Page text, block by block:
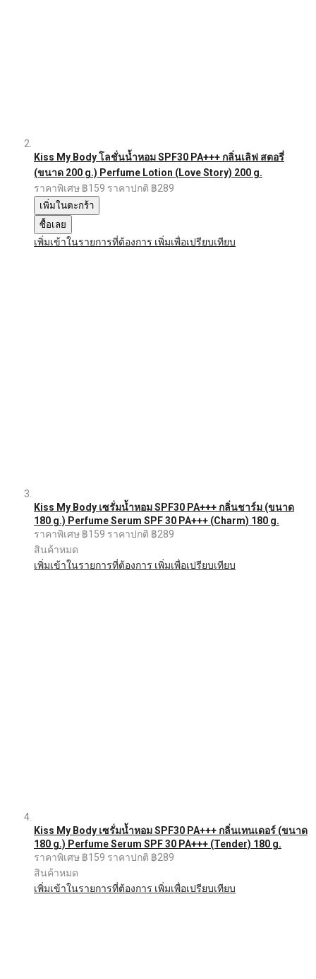
Kiss My Body โลชั่นน้ำหอม SPF30 PA+++ กลิ่นเลิฟ สตอรี่
(ขนาด 200 g.) Perfume Lotion (Love Story) 200 g.
ราคาพิเศษ ฿159 ราคาปกติ ฿289
เพิ่มในตะกร้า
ซื้อเลย
เพิ่มเข้าในรายการที่ต้องการ เพิ่มเพื่อเปรียบเทียบ
Kiss My Body เซรั่มน้ำหอม SPF30 PA+++ กลิ่นชาร์ม (ขนาด
180 g.) Perfume Serum SPF 30 PA+++ (Charm) 180 g.
ราคาพิเศษ ฿159 ราคาปกติ ฿289
สินค้าหมด
เพิ่มเข้าในรายการที่ต้องการ เพิ่มเพื่อเปรียบเทียบ
Kiss My Body เซรั่มน้ำหอม SPF30 PA+++ กลิ่นเทนเดอร์ (ขนาด
180 g.) Perfume Serum SPF 30 PA+++ (Tender) 180 g.
ราคาพิเศษ ฿159 ราคาปกติ ฿289
สินค้าหมด
เพิ่มเข้าในรายการที่ต้องการ เพิ่มเพื่อเปรียบเทียบ